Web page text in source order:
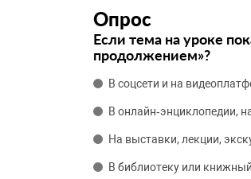
Опрос
Если тема на уроке
продолжением»?
В соцсети и на
В онлайн‑энциклопедии,
На выставки, лекции,
В библиотеку или